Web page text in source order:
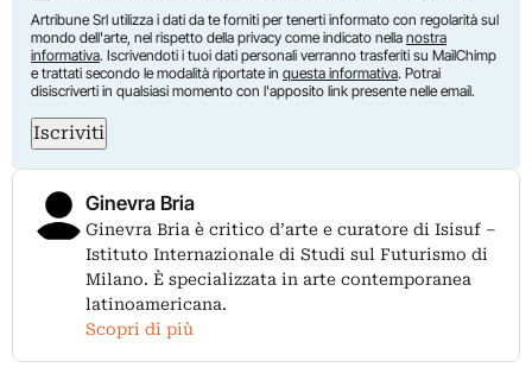
Artribune Srl utilizza i dati da te forniti per tenerti informato con regolarità sul
mondo dell'arte, nel rispetto della privacy come indicato nella nostra
informativa. Iscrivendoti i tuoi dati personali verranno trasferiti su MailChimp
e trattati secondo le modalità riportate in questa informativa. Potrai
disiscriverti in qualsiasi momento con l'apposito link presente nelle email.
Iscriviti
Ginevra Bria
Ginevra Bria è critico d’arte e curatore di Isisuf –
Istituto Internazionale di Studi sul Futurismo di
Milano. È specializzata in arte contemporanea
latinoamericana.
Scopri di più